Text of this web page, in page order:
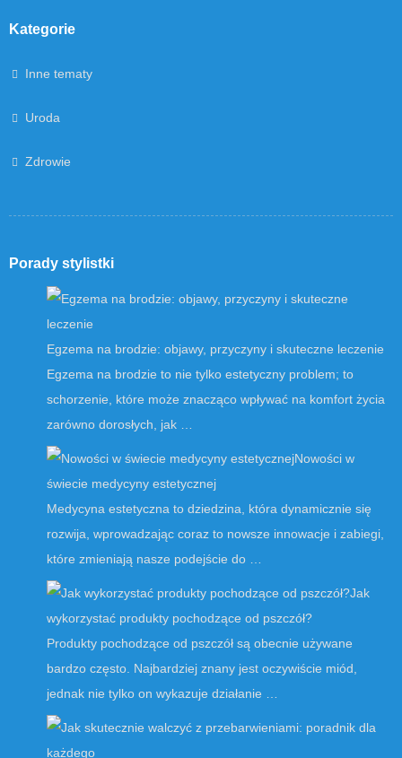
Kategorie
Inne tematy
Uroda
Zdrowie
Porady stylistki
Egzema na brodzie: objawy, przyczyny i skuteczne leczenie
Egzema na brodzie to nie tylko estetyczny problem; to
schorzenie, które może znacząco wpływać na komfort życia
zarówno dorosłych, jak …
Nowości w
świecie medycyny estetycznej
Medycyna estetyczna to dziedzina, która dynamicznie się
rozwija, wprowadzając coraz to nowsze innowacje i zabiegi,
które zmieniają nasze podejście do …
Jak
wykorzystać produkty pochodzące od pszczół?
Produkty pochodzące od pszczół są obecnie używane
bardzo często. Najbardziej znany jest oczywiście miód,
jednak nie tylko on wykazuje działanie …